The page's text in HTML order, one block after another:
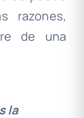
razones,
de una
la